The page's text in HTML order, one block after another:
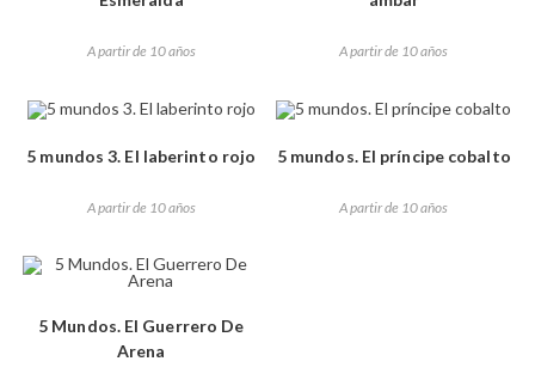
A partir de 10 años A partir de 10 años
5 mundos 3. El laberinto rojo
A partir de 10 años
5 mundos. El príncipe cobalto
A partir de 10 años
5 Mundos. El Guerrero De
Arena